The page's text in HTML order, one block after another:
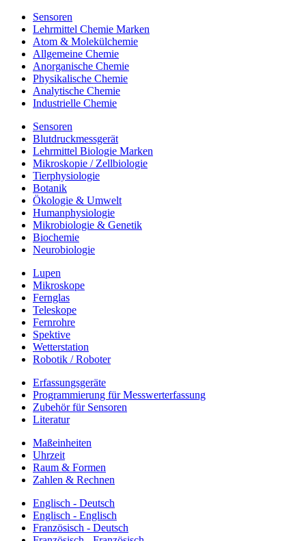
Sensoren
Lehrmittel Chemie Marken
Atom & Molekülchemie
Allgemeine Chemie
Anorganische Chemie
Physikalische Chemie
Analytische Chemie
Industrielle Chemie
Sensoren
Blutdruckmessgerät
Lehrmittel Biologie Marken
Mikroskopie / Zellbiologie
Tierphysiologie
Botanik
Ökologie & Umwelt
Humanphysiologie
Mikrobiologie & Genetik
Biochemie
Neurobiologie
Lupen
Mikroskope
Fernglas
Teleskope
Fernrohre
Spektive
Wetterstation
Robotik / Roboter
Erfassungsgeräte
Programmierung für Messwerterfassung
Zubehör für Sensoren
Literatur
Maßeinheiten
Uhrzeit
Raum & Formen
Zahlen & Rechnen
Englisch - Deutsch
Englisch - Englisch
Französisch - Deutsch